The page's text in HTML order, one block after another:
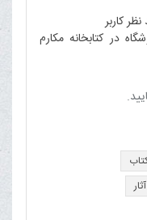
کاربر
در کتابخانه مکارم